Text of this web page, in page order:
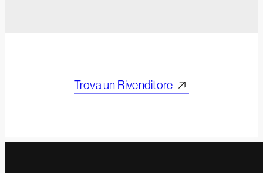
Trova un Rivenditore